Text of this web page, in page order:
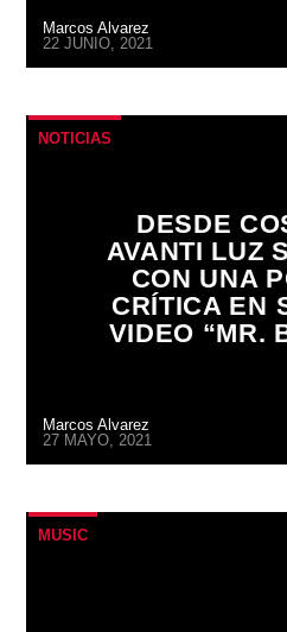
Marcos Alvarez
22 JUNIO, 2021
NOTICIAS
DESDE
AVANTI LUZ
CON UNA
CRÍTICA EN
VIDEO “MR.
Marcos Alvarez
27 MAYO, 2021
MUSIC